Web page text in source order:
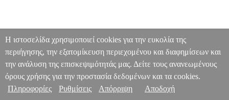
Η ιστοσελίδα χρησιμοποιεί cookies για την ευκολία της
περιήγησης, την εξατομίκευση περιεχομένου και διαφημίσεων και
την ανάλυση της επισκεψιμότητάς μας. Δείτε τους ανανεωμένους
όρους χρήσης για την προστασία δεδομένων και τα cookies.
Πληροφορίες
Ρυθμίσεις Απόρριψη Αποδοχή